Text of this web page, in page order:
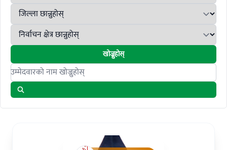
खोज्नुहोस्
Search candidates